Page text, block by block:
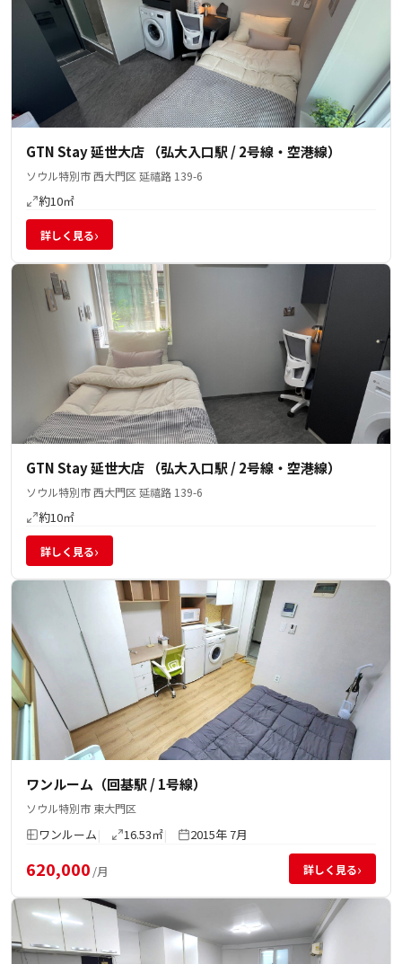
GTN Stay 延世大店 （弘大入口駅 / 2号線・空港線）
ソウル特別市 西大門区 延禧路 139-6
約10㎡
詳しく見る›
GTN Stay 延世大店 （弘大入口駅 / 2号線・空港線）
ソウル特別市 西大門区 延禧路 139-6
約10㎡
詳しく見る›
ワンルーム（回基駅 / 1号線）
ソウル特別市 東大門区
ワンルーム 16.53㎡ 2015年 7月
620,000 /月 詳しく見る›